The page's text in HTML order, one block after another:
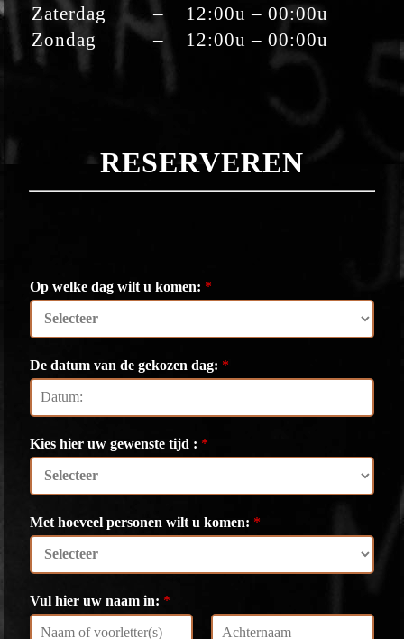
Zaterdag
–
12:00u – 00:00u
Zondag
– 12:00u – 00:00u
RESERVEREN
Op welke dag wilt u komen: *
De datum van de gekozen dag: *
Kies hier uw gewenste tijd : *
Met hoeveel personen wilt u komen: *
Vul hier uw naam in: *